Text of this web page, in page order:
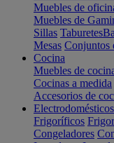
Muebles de
Muebles de
Sillas Taburetes
Mesas Conjuntos
Cocina
Muebles de
Cocinas a medida
Accesorios de
Electrodomésticos
Frigoríficos
Congeladores